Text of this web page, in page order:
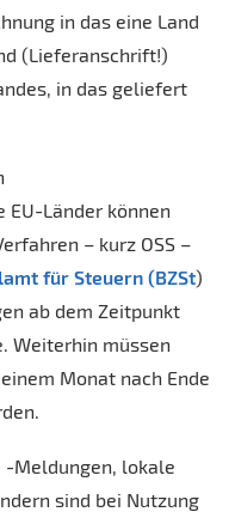
in das eine Land
(Lieferanschrift!)
in das geliefert
Länder können
– kurz OSS –
für Steuern (BZSt)
ab dem Zeitpunkt
Weiterhin müssen
Monat nach Ende
-Meldungen, lokale
sind bei Nutzung